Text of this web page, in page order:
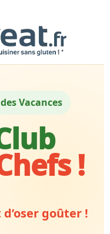
Vacances
!
goûter !